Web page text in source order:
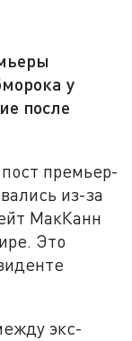
у
после
премьер-
из-за
МакКанн
Это
экс-